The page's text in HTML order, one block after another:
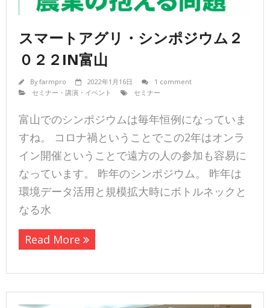
スマートアグリ・シンポジウム２
０２２IN富山
Byfarmpro 2022年1月16日
1 comment
セミナー・講演・イベント
セミナー
富山でのシンポジウムは毎年恒例になっていま
すね。 コロナ禍ということでこの2年はオンラ
イン開催ということで遠方の人の参加も容易に
なっています。 昨年のシンポジウム。 昨年は
環境データ活用と規模拡大時にボトルネックと
なる水
Read More